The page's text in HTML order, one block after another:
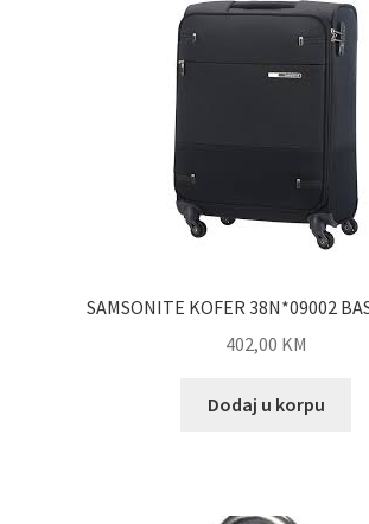
SAMSONITE KOFER 38N*09002
402,00 KM
Dodaj u korpu